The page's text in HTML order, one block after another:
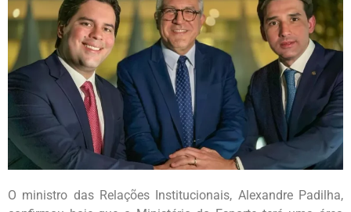
O ministro das Relações Institucionais, Alexandre Padilha,